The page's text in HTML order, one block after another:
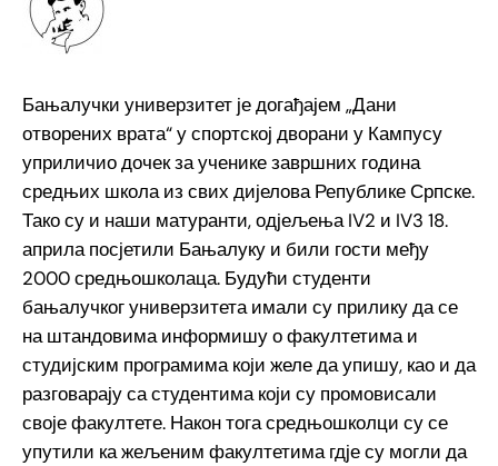
Бањалучки универзитет је догађајем „Дани
отворених врата“ у спортској дворани у Кампусу
уприличио дочек за ученике завршних година
средњих школа из свих дијелова Републике Српске.
Тако су и наши матуранти, одјељења IV2 и IV3 18.
априла посјетили Бањалуку и били гости међу
2000 средњошколаца. Будући студенти
бањалучког универзитета имали су прилику да се
на штандовима информишу о факултетима и
студијским програмима који желе да упишу, као и да
разговарају са студентима који су промовисали
своје факултете. Након тога средњошколци су се
упутили ка жељеним факултетима гдје су могли да